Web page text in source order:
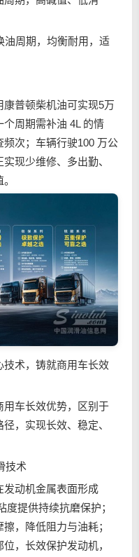
周期，均衡耐用，适
普顿柴机油可实现5万
周期需补油 4L 的情
次；车辆行驶100 万公
现少维修、多出勤、
技术，铸就商用车长效
车长效优势，区别于
，实现长效、稳定、
技术
动机金属表面形成
提供持续抗磨保护；
，降低阻力与油耗；
，长效保护发动机，